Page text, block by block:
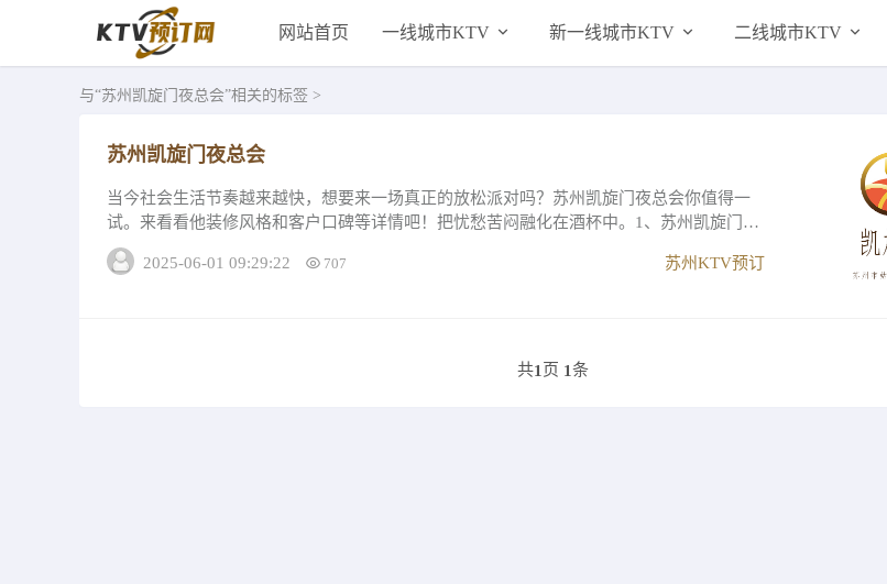
网站首页 一线城市KTV 新一线城市KTV 二线城市KTV
与“苏州凯旋门夜总会”相关的标签 >
苏州凯旋门夜总会
当今社会生活节奏越来越快，想要来一场真正的放松派对吗？苏州凯旋门夜总会你值得一
试。来看看他装修风格和客户口碑等详情吧！把忧愁苦闷融化在酒杯中。1、苏州凯旋门夜
总会装修风格如何？苏州凯旋门夜总会绝对是宴...
2025-06-01 09:29:22
707 苏州KTV预订
共1 页 1条